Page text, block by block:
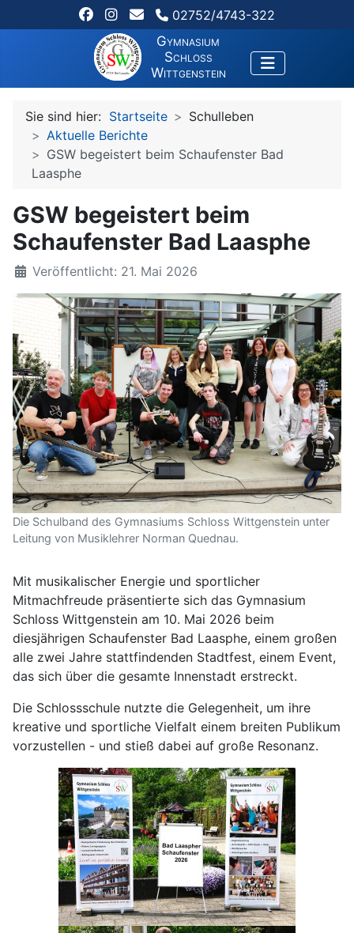
02752/4743-322
Gymnasium
Schloss
Wittgenstein
Sie sind hier: Startseite
Schulleben
Aktuelle Berichte
GSW begeistert beim Schaufenster Bad
Laasphe
GSW begeistert beim
Schaufenster Bad Laasphe
Veröffentlicht: 21. Mai 2026
Die Schulband des Gymnasiums Schloss Wittgenstein unter
Leitung von Musiklehrer Norman Quednau.
Mit musikalischer Energie und sportlicher
Mitmachfreude präsentierte sich das Gymnasium
Schloss Wittgenstein am 10. Mai 2026 beim
diesjährigen Schaufenster Bad Laasphe, einem großen
alle zwei Jahre stattfindenden Stadtfest, einem Event,
das sich über die gesamte Innenstadt erstreckt.
Die Schlossschule nutzte die Gelegenheit, um ihre
kreative und sportliche Vielfalt einem breiten Publikum
vorzustellen - und stieß dabei auf große Resonanz.